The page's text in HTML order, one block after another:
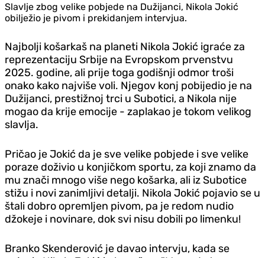
Slavlje zbog velike pobjede na Dužijanci, Nikola Jokić
obilježio je pivom i prekidanjem intervjua.
Najbolji košarkaš na planeti Nikola Jokić igraće za
reprezentaciju Srbije na Evropskom prvenstvu
2025. godine, ali prije toga godišnji odmor troši
onako kako najviše voli. Njegov konj pobijedio je na
Dužijanci, prestižnoj trci u Subotici, a Nikola nije
mogao da krije emocije - zaplakao je tokom velikog
slavlja.
Pričao je Jokić da je sve velike pobjede i sve velike
poraze doživio u konjičkom sportu, za koji znamo da
mu znači mnogo više nego košarka, ali iz Subotice
stižu i novi zanimljivi detalji. Nikola Jokić pojavio se u
štali dobro opremljen pivom, pa je redom nudio
džokeje i novinare, dok svi nisu dobili po limenku!
Branko Skenderović je davao intervju, kada se